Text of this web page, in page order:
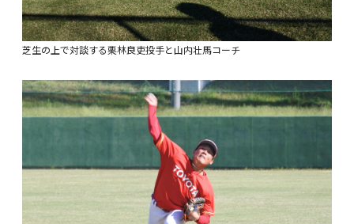
芝生の上で対談する栗林良吏投手と山内壮馬コーチ